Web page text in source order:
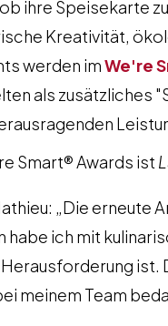
ihre Speisekarte
Kreativität,
werden imWe're
als zusätzliches
Smart® Awards ist
„Die erneute
habe ich mit
ist.
meinem Team